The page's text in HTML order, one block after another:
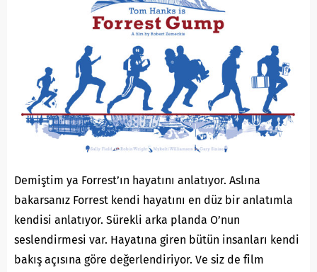
Demiştim ya Forrest’ın hayatını anlatıyor. Aslına
bakarsanız Forrest kendi hayatını en düz bir anlatımla
kendisi anlatıyor. Sürekli arka planda O’nun
seslendirmesi var. Hayatına giren bütün insanları kendi
bakış açısına göre değerlendiriyor. Ve siz de film